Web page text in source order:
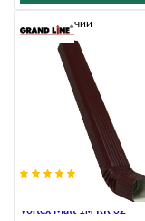
Труба прямоугольная с
Vortex Matt 1м RR 32
В наличии